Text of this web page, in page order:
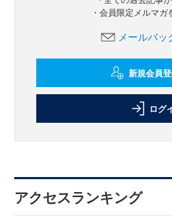
・会員限定メルマ
メールバ
新規会員
ログ
アクセスランキング